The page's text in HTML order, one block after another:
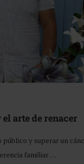
arte de renacer
y superar un
familiar …